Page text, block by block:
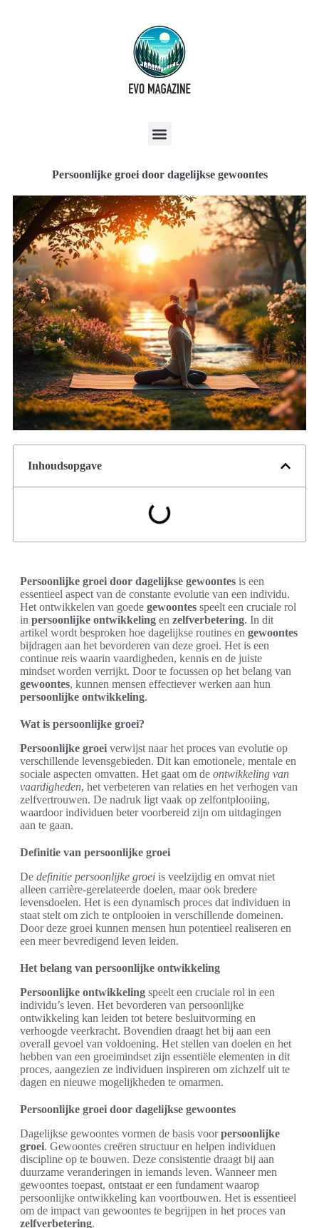
Persoonlijke groei door dagelijkse gewoontes
Inhoudsopgave
Persoonlijke groei door dagelijkse gewoontes is een
essentieel aspect van de constante evolutie van een individu.
Het ontwikkelen van goede gewoontes speelt een cruciale rol
in persoonlijke ontwikkeling en zelfverbetering. In dit
artikel wordt besproken hoe dagelijkse routines en gewoontes
bijdragen aan het bevorderen van deze groei. Het is een
continue reis waarin vaardigheden, kennis en de juiste
mindset worden verrijkt. Door te focussen op het belang van
gewoontes, kunnen mensen effectiever werken aan hun
persoonlijke ontwikkeling.
Wat is persoonlijke groei?
Persoonlijke groei verwijst naar het proces van evolutie op
verschillende levensgebieden. Dit kan emotionele, mentale en
sociale aspecten omvatten. Het gaat om de ontwikkeling van
vaardigheden, het verbeteren van relaties en het verhogen van
zelfvertrouwen. De nadruk ligt vaak op zelfontplooiing,
waardoor individuen beter voorbereid zijn om uitdagingen
aan te gaan.
Definitie van persoonlijke groei
De definitie persoonlijke groei is veelzijdig en omvat niet
alleen carrière-gerelateerde doelen, maar ook bredere
levensdoelen. Het is een dynamisch proces dat individuen in
staat stelt om zich te ontplooien in verschillende domeinen.
Door deze groei kunnen mensen hun potentieel realiseren en
een meer bevredigend leven leiden.
Het belang van persoonlijke ontwikkeling
Persoonlijke ontwikkeling speelt een cruciale rol in een
individu’s leven. Het bevorderen van persoonlijke
ontwikkeling kan leiden tot betere besluitvorming en
verhoogde veerkracht. Bovendien draagt het bij aan een
overall gevoel van voldoening. Het stellen van doelen en het
hebben van een groeimindset zijn essentiële elementen in dit
proces, aangezien ze individuen inspireren om zichzelf uit te
dagen en nieuwe mogelijkheden te omarmen.
Persoonlijke groei door dagelijkse gewoontes
Dagelijkse gewoontes vormen de basis voorpersoonlijke
groei. Gewoontes creëren structuur en helpen individuen
discipline op te bouwen. Deze consistentie draagt bij aan
duurzame veranderingen in iemands leven. Wanneer men
gewoontes toepast, ontstaat er een fundament waarop
persoonlijke ontwikkeling kan voortbouwen. Het is essentieel
om de impact van gewoontes te begrijpen in het proces van
zelfverbetering.